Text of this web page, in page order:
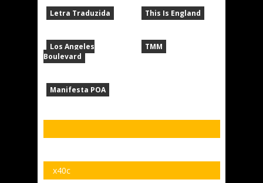
Letra Traduzida
Los Angeles
Boulevard
Manifesta POA
This Is England
TMM
x40c